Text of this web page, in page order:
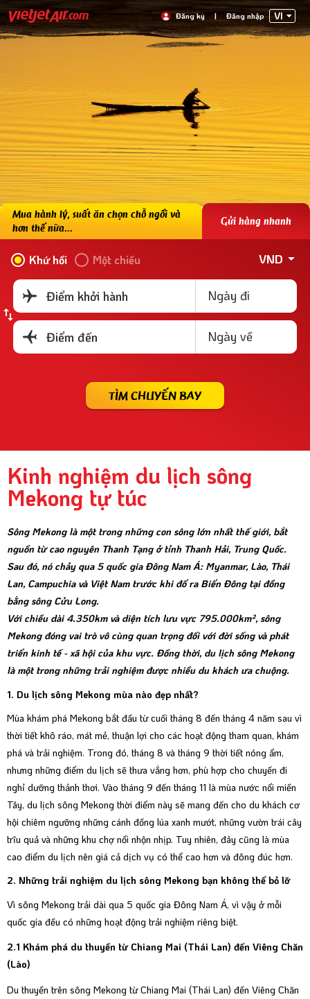
Đăng ký | Đăng nhập VI
Mua hành lý, suất ăn chọn chỗ ngồi và
hơn thế nữa...
Gửi hàng nhanh
Khứ hồi Một chiều VND
Điểm khởi hành Ngày đi
Điểm đến Ngày về
TÌM CHUYẾN BAY
Kinh nghiệm du lịch sông
Mekong tự túc
Sông Mekong là một trong những con sông lớn nhất thế giới, bắt
nguồn từ cao nguyên Thanh Tạng ở tỉnh Thanh Hải, Trung Quốc.
Sau đó, nó chảy qua 5 quốc gia Đông Nam Á: Myanmar, Lào, Thái
Lan, Campuchia và Việt Nam trước khi đổ ra Biển Đông tại đồng
bằng sông Cửu Long.
Với chiều dài 4.350km và diện tích lưu vực 795.000km², sông
Mekong đóng vai trò vô cùng quan trọng đối với đời sống và phát
triển kinh tế - xã hội của khu vực. Đồng thời, du lịch sông Mekong
là một trong những trải nghiệm được nhiều du khách ưa chuộng.
1. Du lịch sông Mekong mùa nào đẹp nhất?
Mùa khám phá Mekong bắt đầu từ cuối tháng 8 đến tháng 4 năm sau vì
thời tiết khô ráo, mát mẻ, thuận lợi cho các hoạt động tham quan, khám
phá và trải nghiệm. Trong đó, tháng 8 và tháng 9 thời tiết nóng ẩm,
nhưng những điểm du lịch sẽ thưa vắng hơn, phù hợp cho chuyến đi
nghỉ dưỡng thảnh thơi. Vào tháng 9 đến tháng 11 là mùa nước nổi miền
Tây, du lịch sông Mekong thời điểm này sẽ mang đến cho du khách cơ
hội chiêm ngưỡng những cánh đồng lúa xanh mướt, những vườn trái cây
trĩu quả và những khu chợ nổi nhộn nhịp. Tuy nhiên, đây cũng là mùa
cao điểm du lịch nên giá cả dịch vụ có thể cao hơn và đông đúc hơn.
2. Những trải nghiệm du lịch sông Mekong bạn không thể bỏ lỡ
Vì sông Mekong trải dài qua 5 quốc gia Đông Nam Á, vì vậy ở mỗi
quốc gia đều có những hoạt động trải nghiệm riêng biệt.
2.1 Khám phá du thuyền từ Chiang Mai (Thái Lan) đến Viêng Chăn
(Lào)
Du thuyền trên sông Mekong từ Chiang Mai (Thái Lan) đến Viêng Chăn